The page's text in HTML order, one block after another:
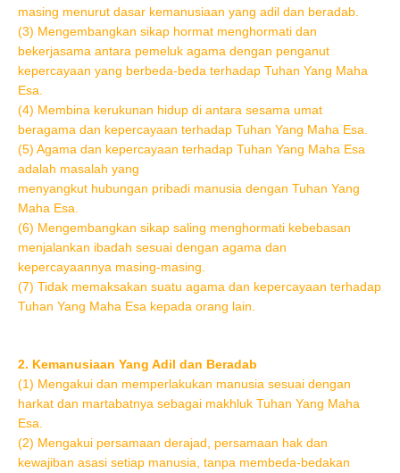
masing menurut dasar kemanusiaan yang adil dan beradab.
(3) Mengembangkan sikap hormat menghormati dan
bekerjasama antara pemeluk agama dengan penganut
kepercayaan yang berbeda-beda terhadap Tuhan Yang Maha
Esa.
(4) Membina kerukunan hidup di antara sesama umat
beragama dan kepercayaan terhadap Tuhan Yang Maha Esa.
(5) Agama dan kepercayaan terhadap Tuhan Yang Maha Esa
adalah masalah yang
menyangkut hubungan pribadi manusia dengan Tuhan Yang
Maha Esa.
(6) Mengembangkan sikap saling menghormati kebebasan
menjalankan ibadah sesuai dengan agama dan
kepercayaannya masing-masing.
(7) Tidak memaksakan suatu agama dan kepercayaan terhadap
Tuhan Yang Maha Esa kepada orang lain.
2. Kemanusiaan Yang Adil dan Beradab
(1) Mengakui dan memperlakukan manusia sesuai dengan
harkat dan martabatnya sebagai makhluk Tuhan Yang Maha
Esa.
(2) Mengakui persamaan derajad, persamaan hak dan
kewajiban asasi setiap manusia, tanpa membeda-bedakan